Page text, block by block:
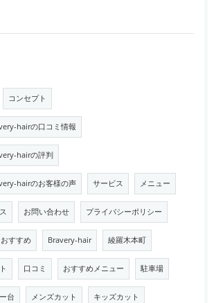
コンセプト
hairの口コミ情報
hairの評判
hairのお客様の声 サービス メニュー
お問い合わせ プライバシーポリシー
おすすめ Bravery-hair 綾羅木本町
口コミ おすすめメニュー 駐車場
台 メンズカット キッズカット